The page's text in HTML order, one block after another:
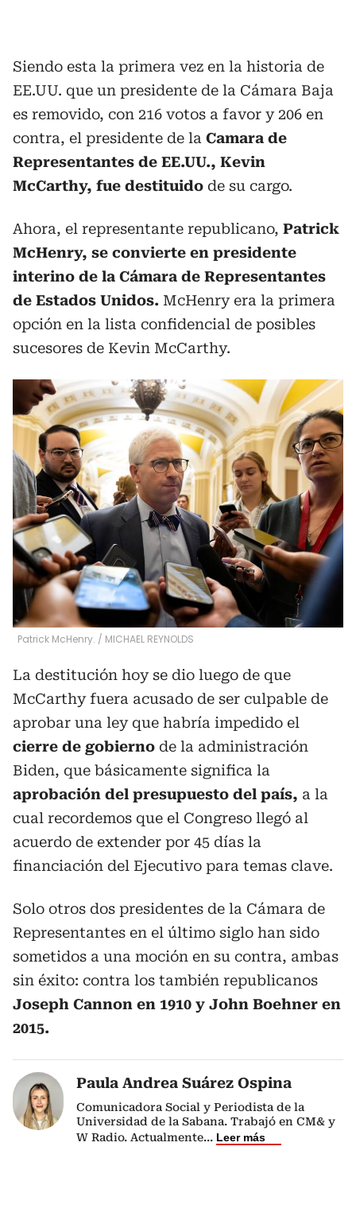
Siendo esta la primera vez en la historia de
EE.UU. que un presidente de la Cámara Baja
es removido, con 216 votos a favor y 206 en
contra, el presidente de la Camara de
Representantes de EE.UU., Kevin
McCarthy, fue destituido de su cargo.
Ahora, el representante republicano, Patrick
McHenry, se convierte en presidente
interino de la Cámara de Representantes
de Estados Unidos. McHenry era la primera
opción en la lista confidencial de posibles
sucesores de Kevin McCarthy.
Patrick McHenry. / MICHAEL REYNOLDS
La destitución hoy se dio luego de que
McCarthy fuera acusado de ser culpable de
aprobar una ley que habría impedido el
cierre de gobierno de la administración
Biden, que básicamente significa la
aprobación del presupuesto del país, a la
cual recordemos que el Congreso llegó al
acuerdo de extender por 45 días la
financiación del Ejecutivo para temas clave.
Solo otros dos presidentes de la Cámara de
Representantes en el último siglo han sido
sometidos a una moción en su contra, ambas
sin éxito: contra los también republicanos
Joseph Cannon en 1910 y John Boehner en
2015.
Paula Andrea Suárez Ospina
Comunicadora Social y Periodista de la
Universidad de la Sabana. Trabajó en CM& y
W Radio. Actualmente... Leer más